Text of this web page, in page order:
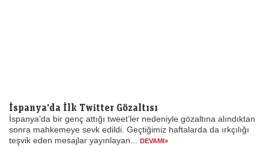
İspanya’da İlk Twitter Gözaltısı
İspanya’da bir genç attığı tweet’ler nedeniyle gözaltına alındıktan
sonra mahkemeye sevk edildi. Geçtiğimiz haftalarda da ırkçılığı
teşvik eden mesajlar yayınlayan... DEVAMI»